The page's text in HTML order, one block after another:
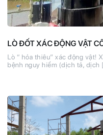
LÒ ĐỐT XÁC ĐỘNG VẬT
Lò “ hỏa thiêu” xác động vật!
bệnh nguy hiểm (dịch tả, dịch